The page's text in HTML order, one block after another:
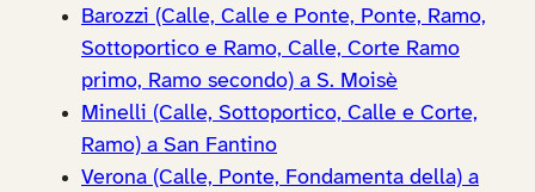
Barozzi (Calle, Calle e Ponte, Ponte, Ramo,
Sottoportico e Ramo, Calle, Corte Ramo
primo, Ramo secondo) a S. Moisè
Minelli (Calle, Sottoportico, Calle e Corte,
Ramo) a San Fantino
Verona (Calle, Ponte, Fondamenta della) a